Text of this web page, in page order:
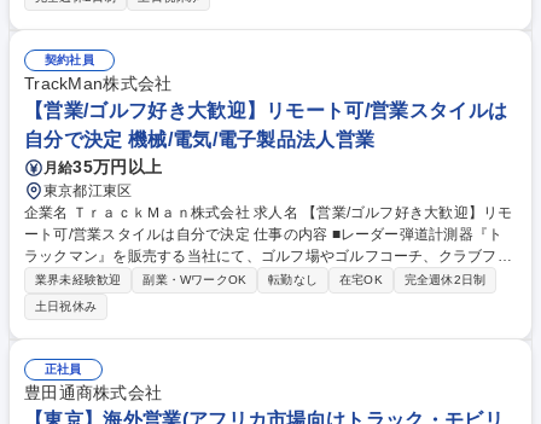
び既存顧客への深耕営業■市場調査・データ分析によるデータ収集と営業
戦略立案■英語を用いた海外顧客やパートナーとの商談・折衝業務■プレゼ
ン資料作成、分析、レポーティング等の各種資料作成■事業立ち上げに伴
う諸業務、国内外出張、付随する事務全般 語学力を存分に活かし、事業成
長のキーパーソンとして活躍を期待します。 募集職種 【海外営業】英語
を武器に世界33ヶ国へ進出/国内外への出張あり
契約社員
TrackMan株式会社
【営業/ゴルフ好き大歓迎】リモート可/営業スタイルは
自分で決定 機械/電気/電子製品法人営業
月給35万円以上
東京都江東区
企業名 ＴｒａｃｋＭａｎ株式会社 求人名 【営業/ゴルフ好き大歓迎】リモ
ート可/営業スタイルは自分で決定 仕事の内容 ■レーダー弾道計測器『ト
ラックマン』を販売する当社にて、ゴルフ場やゴルフコーチ、クラブフィ
ッター、ゴルフプレイヤーなどの顧客に対して当社製品の魅力を伝え、購
入までつなげる全国営業をお任せします。 ■商品の提案(提案書作成あり)■
デモンストレーションの実施■受注後、納品するまでのフォロー■製品テス
トと開発部へのフィードバックなど ■法人:個人＝6:4の割合 【営業スタイ
ル】■営業ごとに担当エリアが決まり、各自でスケジュールを立てながら
営業活動を進めます。外出や出張が多く個人で動くことが多いため、裁量
権が大きいかわりに、計画力や自身のマネジメントができることが求めら
業界未経験歓迎 副業・WワークOK 転勤なし 在宅OK
完全週休2日制
土日祝休み
正社員
豊田通商株式会社
【東京】海外営業(アフリカ市場向けトラック・モビリ